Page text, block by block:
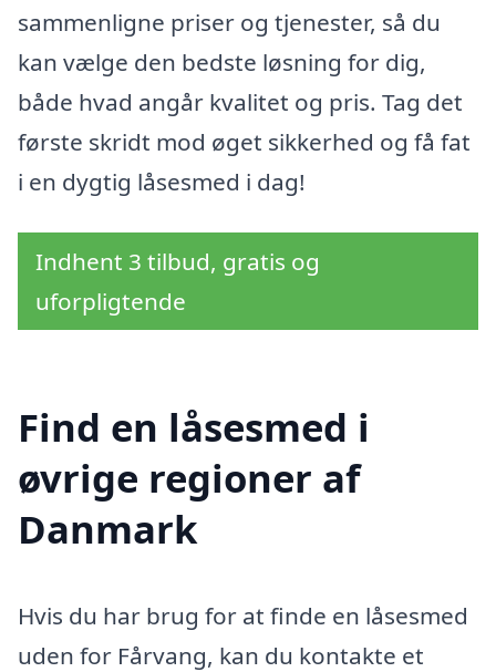
sammenligne priser og tjenester, så du
kan vælge den bedste løsning for dig,
både hvad angår kvalitet og pris. Tag det
første skridt mod øget sikkerhed og få fat
i en dygtig låsesmed i dag!
Indhent 3 tilbud, gratis og
uforpligtende
Find en låsesmed i
øvrige regioner af
Danmark
Hvis du har brug for at finde en låsesmed
uden for Fårvang, kan du kontakte et